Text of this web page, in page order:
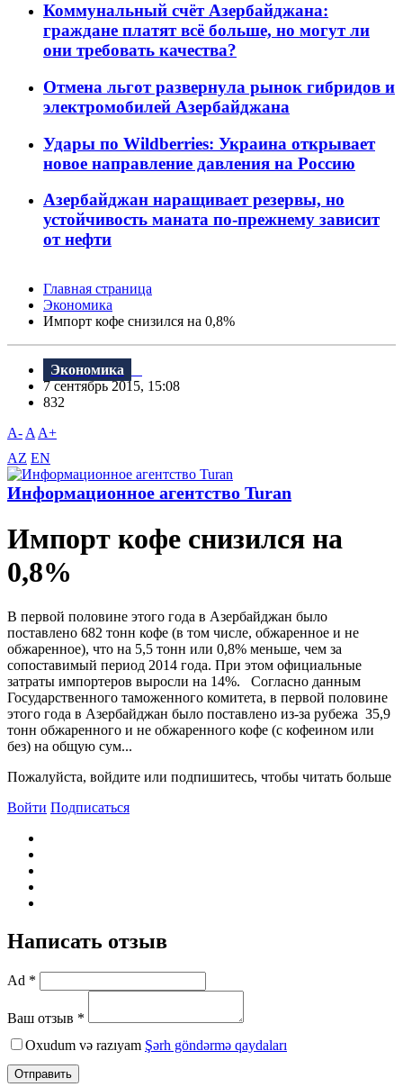
Коммунальный счёт Азербайджана:
граждане платят всё больше, но могут ли
они требовать качества?
Отмена льгот развернула рынок гибридов и
электромобилей Азербайджана
Удары по Wildberries: Украина открывает
новое направление давления на Россию
Азербайджан наращивает резервы, но
устойчивость маната по-прежнему зависит
от нефти
Главная страница
Экономика
Импорт кофе снизился на 0,8%
Экономика
7 сентябрь 2015, 15:08
832
A- A A+
AZ EN
Информационное агентство Turan
Импорт кофе снизился на
0,8%
В первой половине этого года в Азербайджан было
поставлено 682 тонн кофе (в том числе, обжаренное и не
обжаренное), что на 5,5 тонн или 0,8% меньше, чем за
сопоставимый период 2014 года. При этом официальные
затраты импортеров выросли на 14%. Согласно данным
Государственного таможенного комитета, в первой половине
этого года в Азербайджан было поставлено из-за рубежа 35,9
тонн обжаренного и не обжаренного кофе (с кофеином или
без) на общую сум...
Пожалуйста, войдите или подпишитесь, чтобы читать больше
Войти Подписаться
Написать отзыв
Ad *
Ваш отзыв *
Oxudum və razıyam Şərh göndərmə qaydaları
Отправить